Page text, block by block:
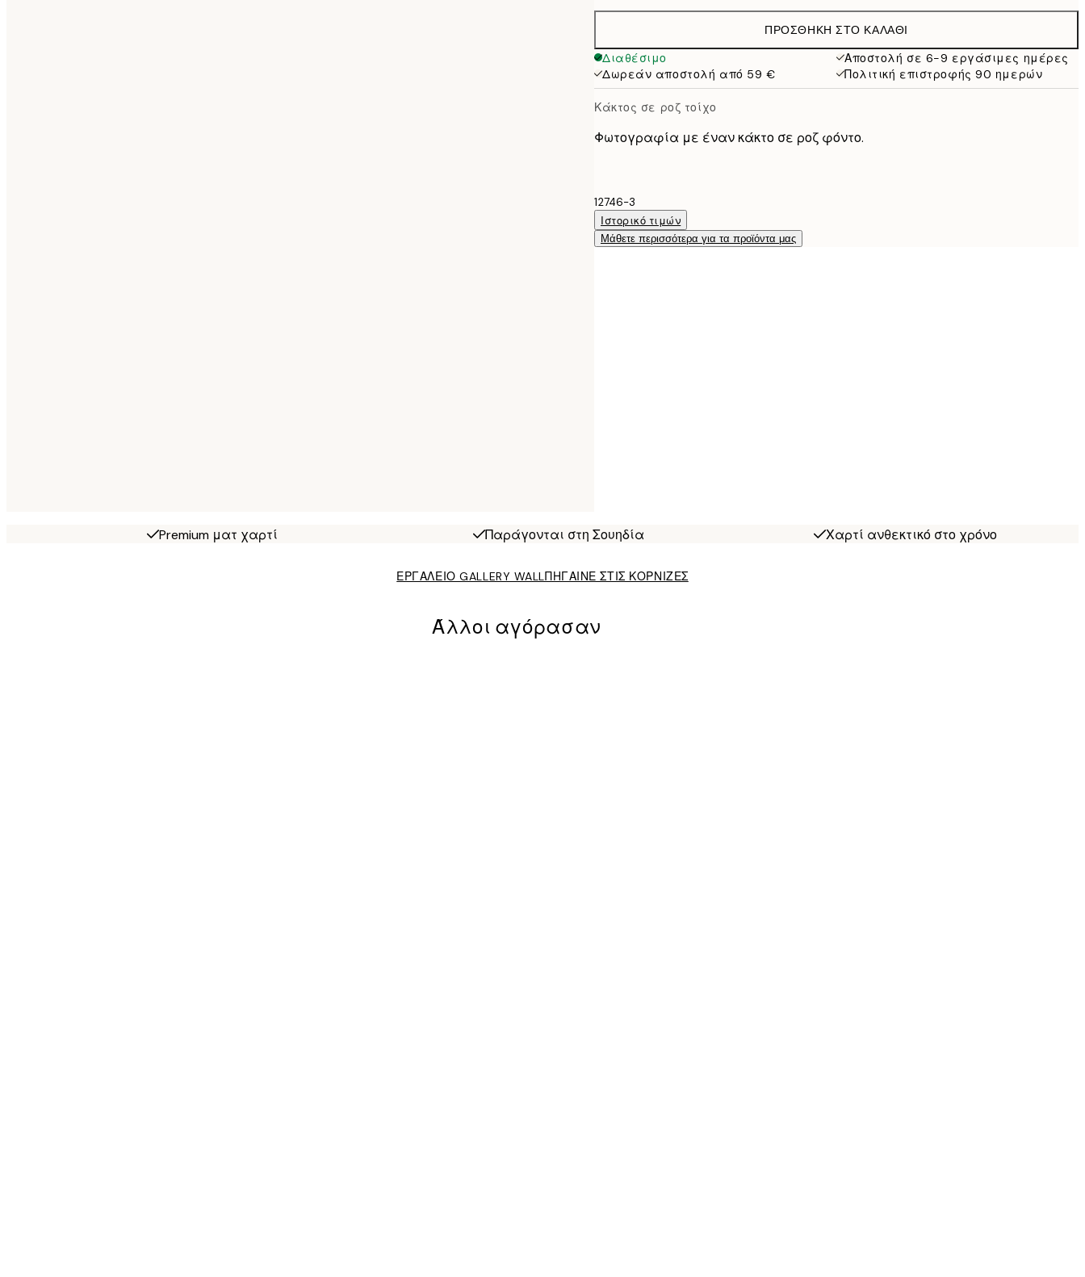
15 €
21,95 €
50x70 cm
38 €
ΠΡΟΣΘΉΚΗ ΣΤΟ ΚΑΛΆΘΙ
Διαθέσιμο
Αποστολή σε 6-9 εργάσιμες ημέρες
Δωρεάν αποστολή από 59 €
Πολιτική επιστροφής 90 ημερών
Κάκτος σε ροζ τοίχο
Φωτογραφία με έναν κάκτο σε ροζ φόντο.
12746-3
Ιστορικό τιμών
Μάθετε περισσότερα για τα προϊόντα μας
Premium ματ χαρτί Παράγονται στη Σουηδία Χαρτί ανθεκτικό στο χρόνο
ΕΡΓΑΛΕΙΟ GALLERY WALLΠΗΓΑΙΝΕ ΣΤΙΣ ΚΟΡΝΙΖΕΣ
Άλλοι αγόρασαν